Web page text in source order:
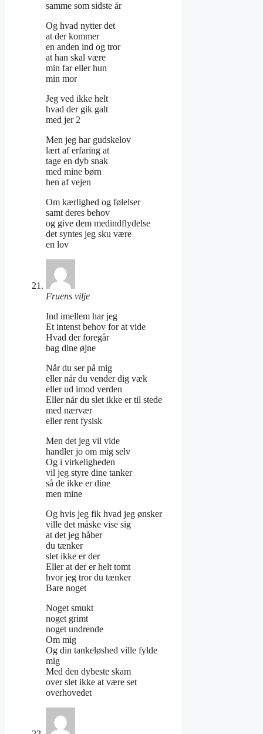
samme som sidste år
Og hvad nytter det
at der kommer
en anden ind og tror
at han skal være
min far eller hun
min mor
Jeg ved ikke helt
hvad der gik galt
med jer 2
Men jeg har gudskelov
lært af erfaring at
tage en dyb snak
med mine børn
hen af vejen
Om kærlighed og følelser
samt deres behov
og give dem medindflydelse
det syntes jeg sku være
en lov
Fruens vilje
Ind imellem har jeg
Et intenst behov for at vide
Hvad der foregår
bag dine øjne
Når du ser på mig
eller når du vender dig væk
eller ud imod verden
Eller når du slet ikke er til stede
med nærvær
eller rent fysisk
Men det jeg vil vide
handler jo om mig selv
Og i virkeligheden
vil jeg styre dine tanker
så de ikke er dine
men mine
Og hvis jeg fik hvad jeg ønsker
ville det måske vise sig
at det jeg håber
du tænker
slet ikke er der
Eller at der er helt tomt
hvor jeg tror du tænker
Bare noget
Noget smukt
noget grimt
noget undrende
Om mig
Og din tankeløshed ville fylde
mig
Med den dybeste skam
over slet ikke at være set
overhovedet